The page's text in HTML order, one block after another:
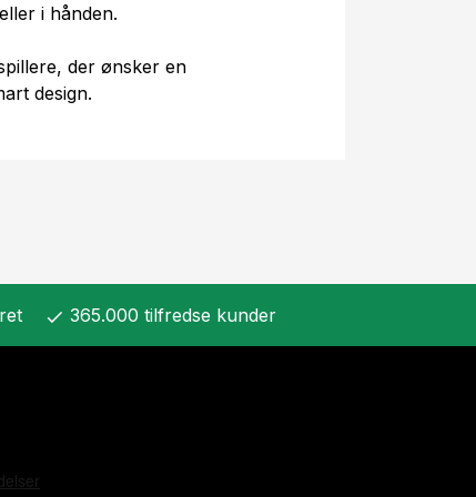
i hånden.
der ønsker en
design.
check 365.000 tilfredse kunder